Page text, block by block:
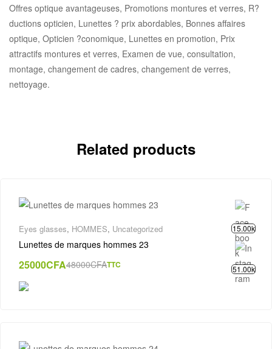
Offres optique avantageuses, Promotions montures et verres, R?
ductions opticien, Lunettes ? prix abordables, Bonnes affaires
optique, Opticien ?conomique, Lunettes en promotion, Prix
attractifs montures et verres, Examen de vue, consultation,
montage, changement de cadres, changement de verres,
nettoyage.
Related products
Eyes glasses, HOMMES, Uncategorized
Lunettes de marques hommes 23
48000CFA
Original
price
25000CFA
Current
price
TTC
15.00k
51.00k